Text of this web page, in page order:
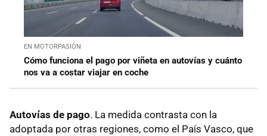
EN MOTORPASIÓN
Cómo funciona el pago por viñeta en autovías y cuánto
nos va a costar viajar en coche
Autovías de pago. La medida contrasta con la
adoptada por otras regiones, como el País Vasco, que